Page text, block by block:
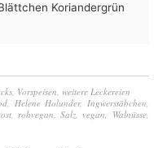
Koriandergrün
, Vorspeisen,weitere Leckereien
, Helene Holunder, Ingwerstäbchen,
,rohvegan,Salz, vegan, Walnüsse,